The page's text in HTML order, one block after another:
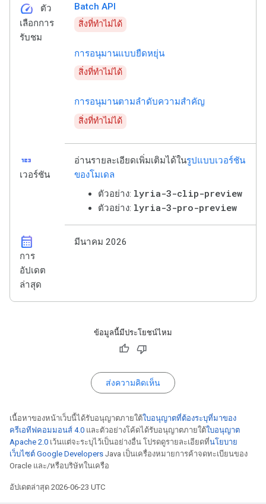
speed
ตัว
เลือกการ
รับชม
Batch API
สิ่งที่ทำไม่ได้
การอนุมานแบบยืดหยุ่น
สิ่งที่ทำไม่ได้
การอนุมานตามลำดับความสำคัญ
สิ่งที่ทำไม่ได้
123
เวอร์ชัน
อ่านรายละเอียดเพิ่มเติมได้ในรูปแบบเวอร์ชัน
ของโมเดล
ตัวอย่าง: lyria-3-clip-preview
ตัวอย่าง: lyria-3-pro-preview
calendar_month
การ
อัปเดต
ล่าสุด
มีนาคม 2026
ข้อมูลนี้มีประโยชน์ไหม
ส่งความคิดเห็น
เนื้อหาของหน้าเว็บนี้ได้รับอนุญาตภายใต้ใบอนุญาตที่ต้องระบุที่มาของ
ครีเอทีฟคอมมอนส์ 4.0 และตัวอย่างโค้ดได้รับอนุญาตภายใต้ใบอนุญาต
Apache 2.0 เว้นแต่จะระบุไว้เป็นอย่างอื่น โปรดดูรายละเอียดที่นโยบาย
เว็บไซต์ Google Developers Java เป็นเครื่องหมายการค้าจดทะเบียนของ
Oracle และ/หรือบริษัทในเครือ
อัปเดตล่าสุด 2026-06-23 UTC